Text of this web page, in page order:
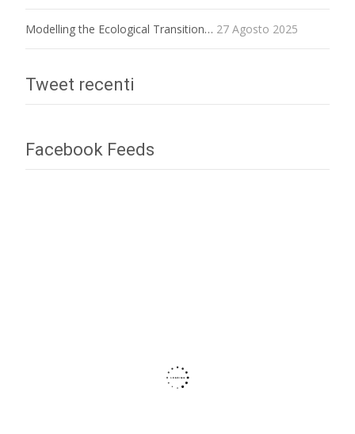
Modelling the Ecological Transition… 27 Agosto 2025
Tweet recenti
Facebook Feeds